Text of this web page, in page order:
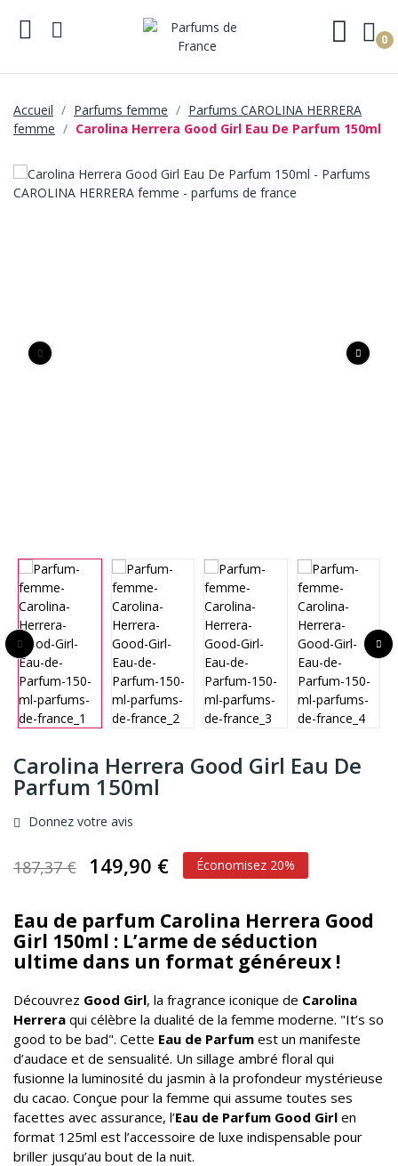
0
Accueil Parfums femme
Parfums CAROLINA HERRERA
femme
Carolina Herrera Good Girl Eau De Parfum 150ml
Carolina Herrera Good Girl Eau De
Parfum 150ml
Donnez votre avis
187,37 € 149,90 € Économisez 20%
Eau de parfum Carolina Herrera Good
Girl 150ml : L’arme de séduction
ultime dans un format généreux !
Découvrez Good Girl, la fragrance iconique de Carolina
Herrera qui célèbre la dualité de la femme moderne. "It’s so
good to be bad". Cette Eau de Parfum est un manifeste
d’audace et de sensualité. Un sillage ambré floral qui
fusionne la luminosité du jasmin à la profondeur mystérieuse
du cacao. Conçue pour la femme qui assume toutes ses
facettes avec assurance, l’Eau de Parfum Good Girl en
format 125ml est l’accessoire de luxe indispensable pour
briller jusqu’au bout de la nuit.